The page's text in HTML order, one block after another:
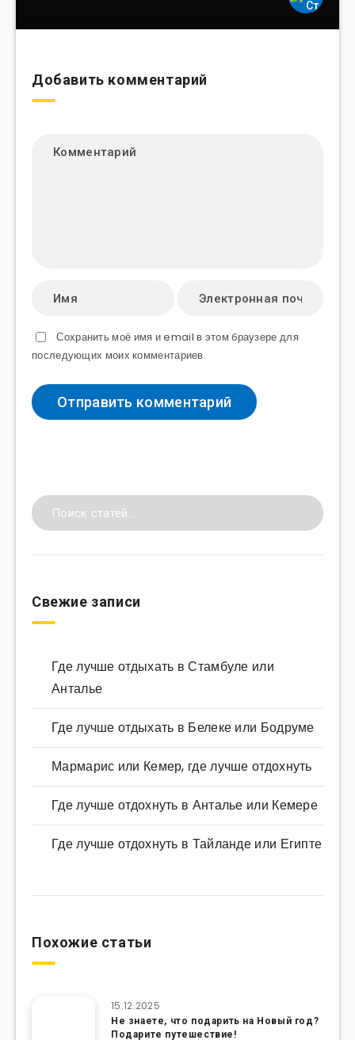
Добавить комментарий
Сохранить моё имя и email в этом браузере для
последующих моих комментариев.
Свежие записи
Где лучше отдыхать в Стамбуле или
Анталье
Где лучше отдыхать в Белеке или Бодруме
Мармарис или Кемер, где лучше отдохнуть
Где лучше отдохнуть в Анталье или Кемере
Где лучше отдохнуть в Тайланде или Египте
Похожие статьи
15.12.2025
Не знаете, что подарить на Новый год?
Подарите путешествие!